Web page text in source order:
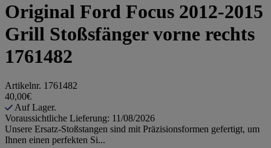
Original Ford Focus 2012-2015
Grill Stoßsfänger vorne rechts
1761482
Artikelnr. 1761482
40,00€
Auf Lager.
Voraussichtliche Lieferung: 11/08/2026
Unsere Ersatz-Stoßstangen sind mit Präzisionsformen gefertigt, um
Ihnen einen perfekten Si...